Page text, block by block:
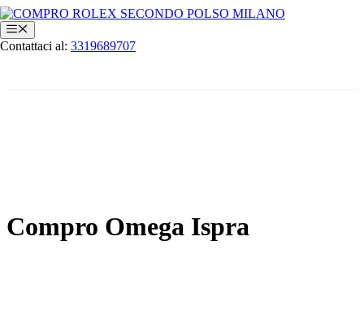
Vai
al
contenuto
Menu
Contattaci al: 3319689707
Compro Omega Ispra